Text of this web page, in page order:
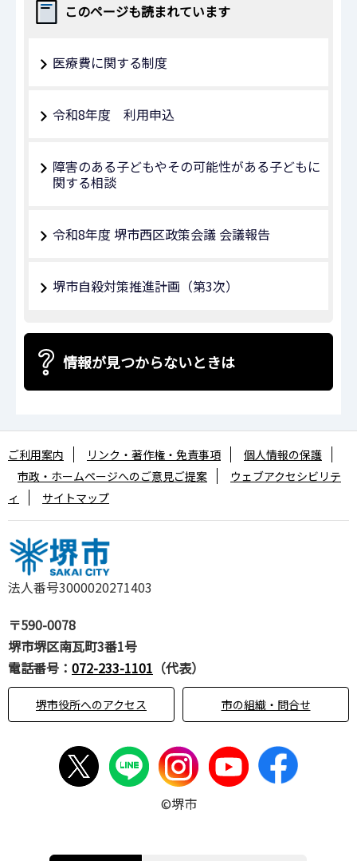
このページも読まれています
医療費に関する制度
令和8年度 利用申込
障害のある子どもやその可能性がある子どもに
関する相談
令和8年度 堺市西区政策会議 会議報告
堺市自殺対策推進計画（第3次）
情報が見つからないときは
法人番号3000020271403
〒590-0078
堺市堺区南瓦町3番1号
電話番号： 072-233-1101 （代表）
堺市役所へのアクセス 市の組織・問合せ
ご利用案内 リンク・著作権・免責事項
個人情報の保護
市政・ホームページへのご意見ご提案
ウェブアクセシビリテ
ィ
サイトマップ
©堺市